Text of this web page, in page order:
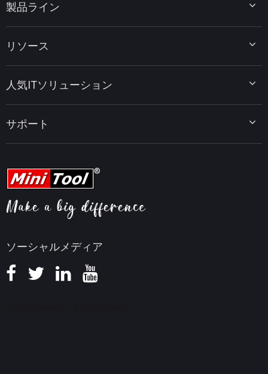
ソーシャルメディア
製品ライン
MiniTool Power Data Recovery
MiniTool PDF Editor
MiniTool MovieMaker
MiniTool uTube Downloader
リソース
データ復元ヒント
PDF編集ヒント
動画編集ヒント
ビデオ変換ヒント
画面録画ヒント
知識ベース
人気ITソリューション
MiniTool ニュースセンター
サポート
ヘルプ